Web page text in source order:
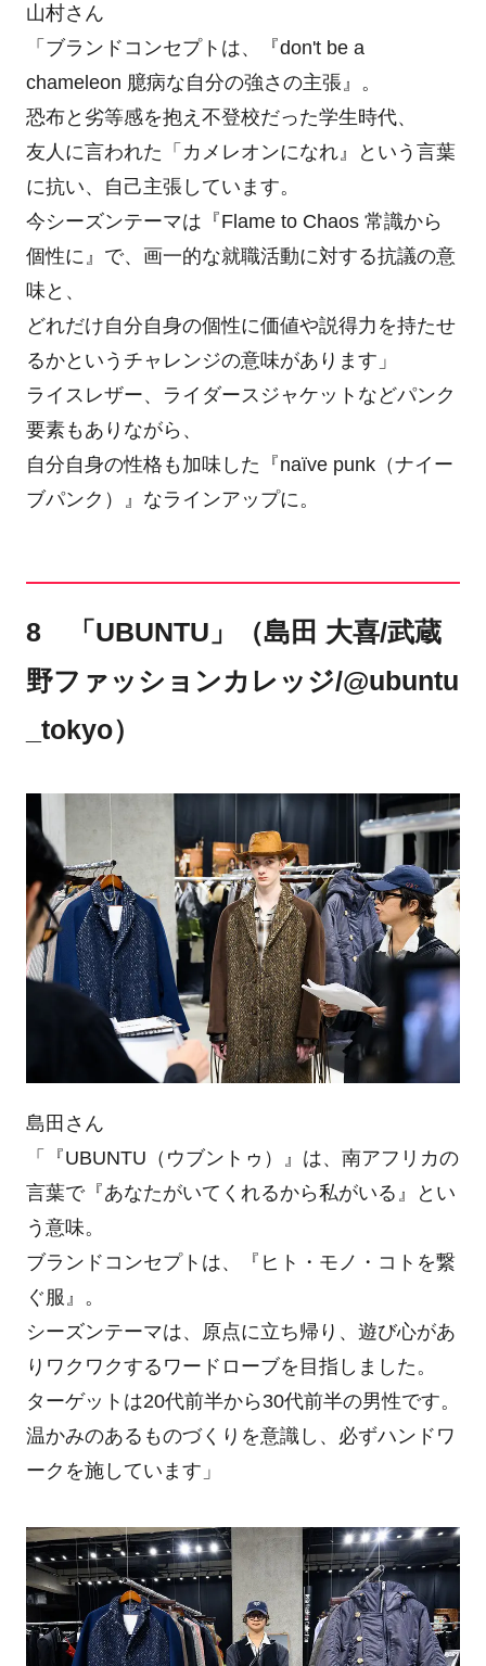
山村さん
「ブランドコンセプトは、『don't be a
chameleon 臆病な自分の強さの主張』。
恐布と劣等感を抱え不登校だった学生時代、
友人に言われた「カメレオンになれ』という言葉
に抗い、自己主張しています。
今シーズンテーマは『Flame to Chaos 常識から
個性に』で、画一的な就職活動に対する抗議の意
味と、
どれだけ自分自身の個性に価値や説得力を持たせ
るかというチャレンジの意味があります」
ライスレザー、ライダースジャケットなどパンク
要素もありながら、
自分自身の性格も加味した『naïve punk（ナイー
ブパンク）』なラインアップに。
8 「UBUNTU」（島田 大喜/武蔵
野ファッションカレッジ/@ubuntu
_tokyo）
島田さん
「『UBUNTU（ウブントゥ）』は、南アフリカの
言葉で『あなたがいてくれるから私がいる』とい
う意味。
ブランドコンセプトは、『ヒト・モノ・コトを繋
ぐ服』。
シーズンテーマは、原点に立ち帰り、遊び心があ
りワクワクするワードローブを目指しました。
ターゲットは20代前半から30代前半の男性です。
温かみのあるものづくりを意識し、必ずハンドワ
ークを施しています」